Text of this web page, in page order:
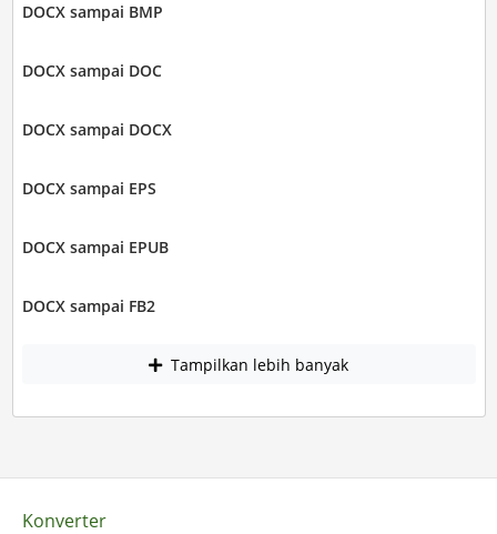
DOCX sampai BMP
DOCX sampai DOC
DOCX sampai DOCX
DOCX sampai EPS
DOCX sampai EPUB
DOCX sampai FB2
Tampilkan lebih banyak
Konverter